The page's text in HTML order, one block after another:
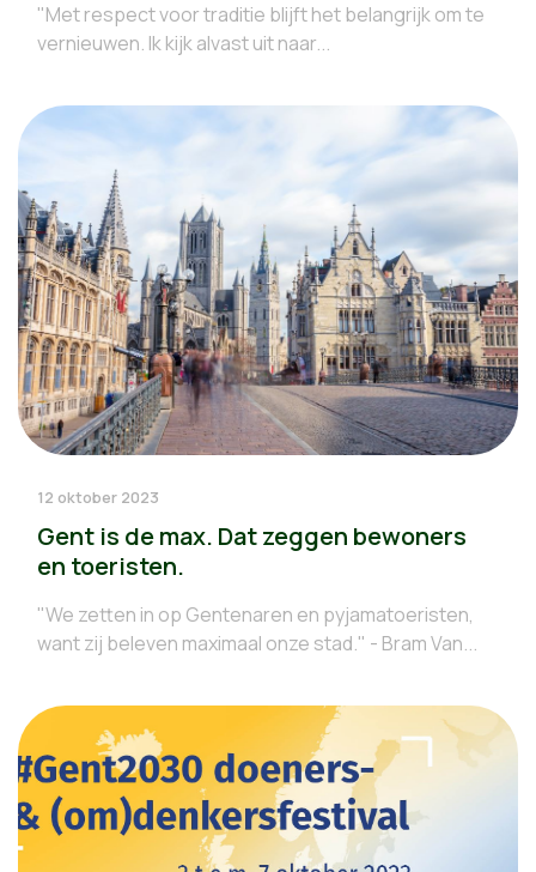
"Met respect voor traditie blijft het belangrijk om te
vernieuwen. Ik kijk alvast uit naar...
12 oktober 2023
Gent is de max. Dat zeggen bewoners
en toeristen.
"We zetten in op Gentenaren en pyjamatoeristen,
want zij beleven maximaal onze stad." - Bram Van...